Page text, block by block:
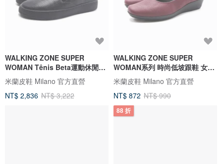
WALKING ZONE SUPER
WOMAN Tênis Beta運動休閒鞋
女鞋-亮黑
米蘭皮鞋 Milano 官方直營
NT$ 2,836 NT$ 3,222
WALKING ZONE SUPER
WOMAN系列 時尚低坡跟鞋 女鞋-
酒紅
米蘭皮鞋 Milano 官方直營
NT$ 872 NT$ 990
88 折